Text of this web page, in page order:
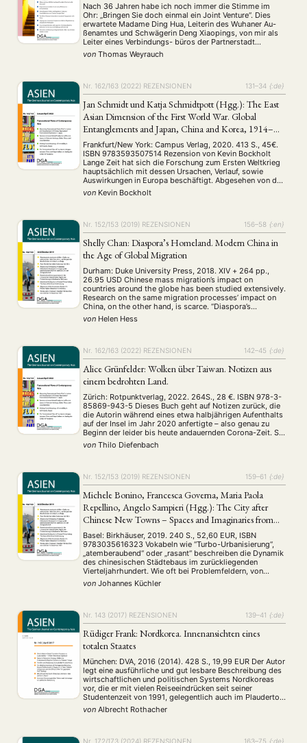
Nach 36 Jahren habe ich noch immer die Stimme im
Ohr: „Bringen Sie doch einmal ein Joint Venture“. Dies
erwartete Madame Ding Hua, Leiterin des Wuhaner Au-
ßenamtes und Schwägerin Deng Xiaopings, von mir als
Leiter eines Verbindungs- büros der Partnerstadt
Duisburg gerade in einer spannungsgeladenen Phase des
Jah- res 1989. Gesetze über chinesisch-ausländische
von Thomas Weyrauch
Nr. 162/163 (2022) REZENSIONEN 131–34 {:de}
Jan Schmidt und Katja Schmidtpott (Hgg.): The East
Asian Dimension of the First World War. Global
Entanglements and Japan, China and Korea, 1914–
1919
Frankfurt/New York: Campus Verlag, 2020. 413 S., 45€.
ISBN 9783593507514 Rezension von Kevin Bockholt
Lange Zeit hat sich die Forschung zum Ersten Weltkrieg
hauptsächlich mit dessen Ursachen, Verlauf, sowie
Auswirkungen in Europa beschäftigt. Abgesehen von den
USA spielten außereuropäische Länder dabei nur eine
untergeordnete Rolle. Dies änderte sich erst vor kurzem,
von Kevin Bockholt
Nr. 152/153 (2019) REZENSIONEN 156–58 {:en}
Shelly Chan: Diaspora’s Homeland. Modern China in
the Age of Global Migration
Durham: Duke University Press, 2018. XIV + 264 pp.,
26.95 USD Chinese mass migration’s impact on
countries around the globe has been studied extensively.
Research on the same migration processes’ impact on
China, on the other hand, is scarce. “Diaspora’s
Homeland” tackles this gap by focusing on the
relationship between Chinese migrants and their
von Helen Hess
Nr. 162/163 (2022) REZENSIONEN 142–45 {:de}
Alice Grünfelder: Wolken über Taiwan. Notizen aus
einem bedrohten Land.
Zürich: Rotpunktverlag, 2022. 264S., 28 €. ISBN 978-3-
85869-943-5 Dieses Buch geht auf Notizen zurück, die
die Autorin während eines etwa halbjährigen Aufenthalts
auf der Insel im Jahr 2020 anfertigte – also genau zu
Beginn der leider bis heute andauernden Corona-Zeit. Sie
besuchte dort einen Intensiv-Sprachkurs und übersetzte
Gedichte von taiwanischen Lyrikerinnen. Wie sie im
von Thilo Diefenbach
Nr. 152/153 (2019) REZENSIONEN 159–61 {:de}
Michele Bonino, Francesca Governa, Maria Paola
Repellino, Angelo Sampieri (Hgg.): The City after
Chinese New Towns – Spaces and Imaginaries from
Contemporary Urban China
Basel: Birkhäuser, 2019. 240 S., 52,60 EUR, ISBN
9783035616323 Vokabeln wie “Turbo-Urbanisierung“,
„atemberaubend“ oder „rasant“ beschreiben die Dynamik
des chinesischen Städtebaus im zurückliegenden
Vierteljahrhundert. Wie oft bei Problemfeldern, von
denen ganz China betroffen ist, ist es auch bei diesem
landesintern wie auch aus der Perspektive des Auslands
von Johannes Küchler
Nr. 143 (2017) REZENSIONEN 139–41 {:de}
Rüdiger Frank: Nordkorea. Innenansichten eines
totalen Staates
München: DVA, 2016 (2014). 428 S., 19,99 EUR Der Autor
legt eine ausführliche und gut lesbare Beschreibung des
wirtschaftlichen und politischen Systems Nordkoreas
vor, die er mit vielen Reiseeindrücken seit seiner
Studentenzeit von 1991, gelegentlich auch im Plauderton
mit lustigen Anekdoten aus seiner Jugend in der DDR und
in der Sowjetunion, mit Licht und Schatten …
von Albrecht Rothacher
Nr. 172/173 (2024) REZENSIONEN 163–75 {:de}